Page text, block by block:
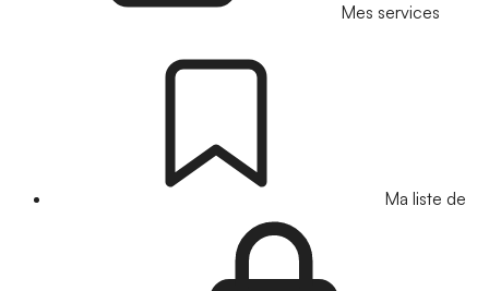
Mes services
Ma liste de